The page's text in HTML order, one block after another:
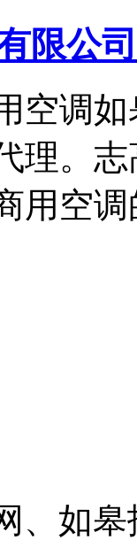
限公司
空调
理。
用空
、如